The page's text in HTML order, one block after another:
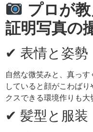
プロが
証明写真の
✔ 表情と姿勢
自然な微笑みと、真っ
していると顔がこわば
クスできる環境作りも大
✔ 髪型と服装